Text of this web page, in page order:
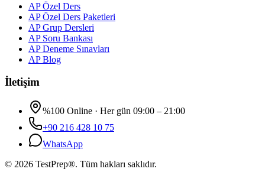
AP Özel Ders
AP Özel Ders Paketleri
AP Grup Dersleri
AP Soru Bankası
AP Deneme Sınavları
AP Blog
İletişim
%100 Online · Her gün 09:00 – 21:00
+90 216 428 10 75
WhatsApp
© 2026 TestPrep®. Tüm hakları saklıdır.